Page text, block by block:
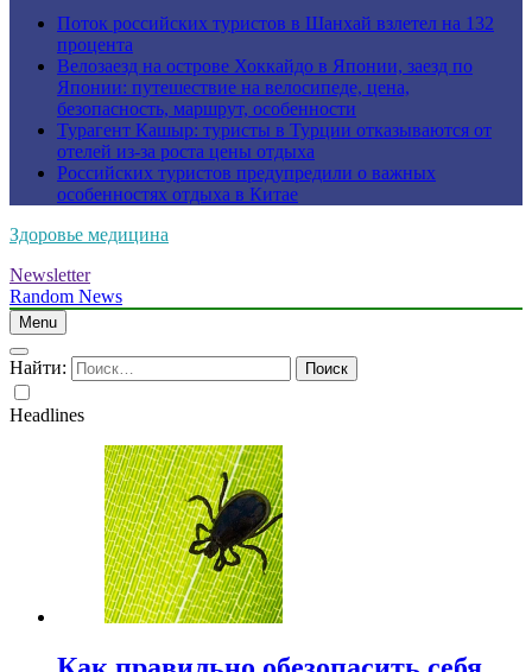
Поток российских туристов в Шанхай взлетел на 132
процента
Велозаезд на острове Хоккайдо в Японии, заезд по
Японии: путешествие на велосипеде, цена,
безопасность, маршрут, особенности
Турагент Кашыр: туристы в Турции отказываются от
отелей из-за роста цены отдыха
Российских туристов предупредили о важных
особенностях отдыха в Китае
Здоровье медицина
Newsletter
Random News
Menu
Найти:
Headlines